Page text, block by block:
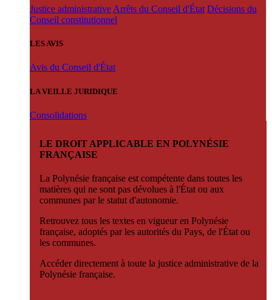
Justice administrative Arrêts du Conseil d'État Décisions du
Conseil constitutionnel
LES AVIS
Avis du Conseil d'État
LA VEILLE JURIDIQUE
Consolidations
LE DROIT APPLICABLE EN POLYNÉSIE
FRANÇAISE
La Polynésie française est compétente dans toutes les
matières qui ne sont pas dévolues à l'État ou aux
communes par le statut d'autonomie.
Retrouvez tous les textes en vigueur en Polynésie
française, adoptés par les autorités du Pays, de l'État ou
les communes.
Accéder directement à toute la justice administrative de la
Polynésie française.